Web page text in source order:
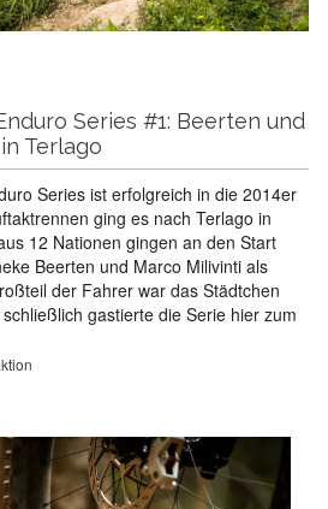
Series #1: Beerten und
Terlago
Series ist erfolgreich in die 2014er
ging es nach Terlago in
12 Nationen gingen an den Start
Beerten und Marco Milivinti als
der Fahrer war das Städtchen
gastierte die Serie hier zum